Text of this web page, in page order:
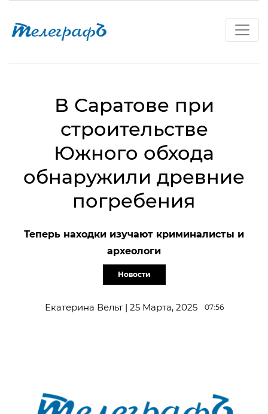
В Саратове при
строительстве
Южного обхода
обнаружили древние
погребения
Теперь находки изучают криминалисты и
археологи
Новости
Екатерина Вельт | 25 Марта, 2025 07:56